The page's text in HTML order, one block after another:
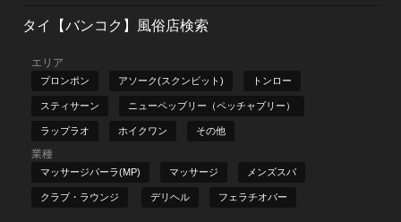
タイ【バンコク】風俗店検索
エリア
プロンポン アソーク(スクンビット) トンロー
スティサーン ニューペッブリー（ペッチャブリー）
ラップラオ ホイクワン その他
業種
マッサージパーラ(MP) マッサージ メンズスパ
クラブ・ラウンジ デリヘル フェラチオバー